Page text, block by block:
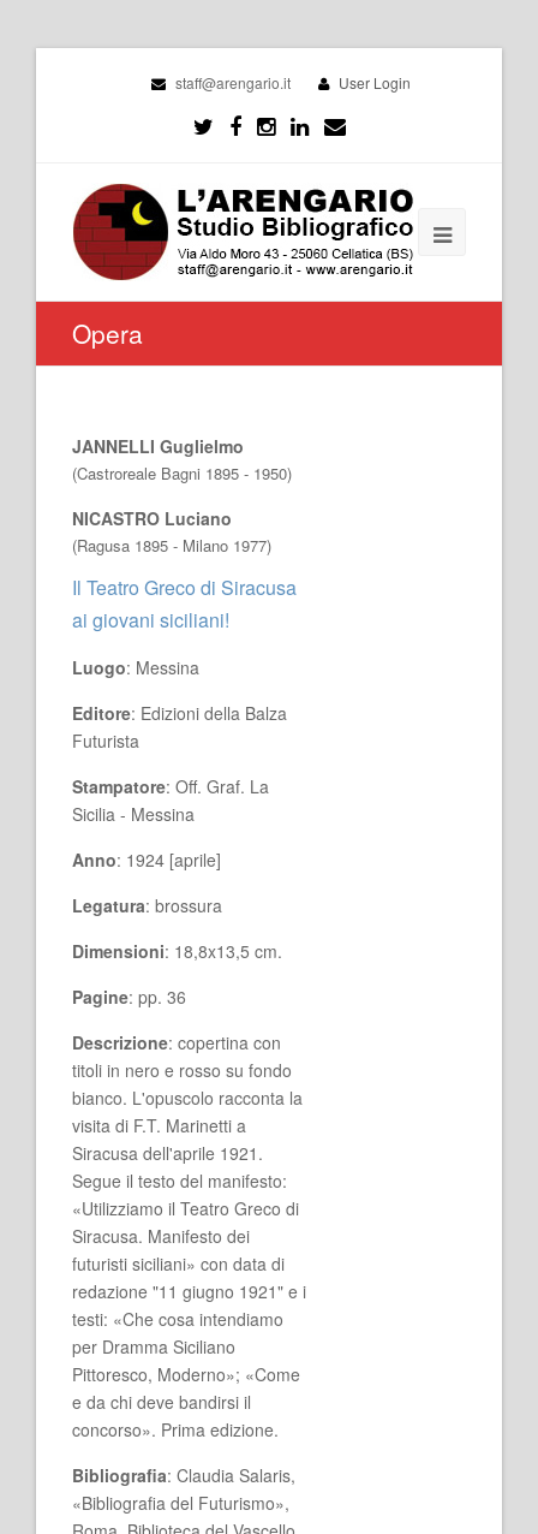
staff@arengario.it User Login
Opera
JANNELLI Guglielmo
(Castroreale Bagni 1895 - 1950)
NICASTRO Luciano
(Ragusa 1895 - Milano 1977)
Il Teatro Greco di Siracusa
ai giovani siciliani!
Luogo: Messina
Editore: Edizioni della Balza
Futurista
Stampatore: Off. Graf. La
Sicilia - Messina
Anno: 1924 [aprile]
Legatura: brossura
Dimensioni: 18,8x13,5 cm.
Pagine: pp. 36
Descrizione: copertina con
titoli in nero e rosso su fondo
bianco. L'opuscolo racconta la
visita di F.T. Marinetti a
Siracusa dell'aprile 1921.
Segue il testo del manifesto:
«Utilizziamo il Teatro Greco di
Siracusa. Manifesto dei
futuristi siciliani» con data di
redazione "11 giugno 1921" e i
testi: «Che cosa intendiamo
per Dramma Siciliano
Pittoresco, Moderno»; «Come
e da chi deve bandirsi il
concorso». Prima edizione.
Bibliografia: Claudia Salaris,
«Bibliografia del Futurismo»,